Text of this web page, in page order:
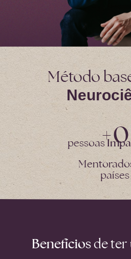
Método
+0
pessoas
países
Benefíciosde